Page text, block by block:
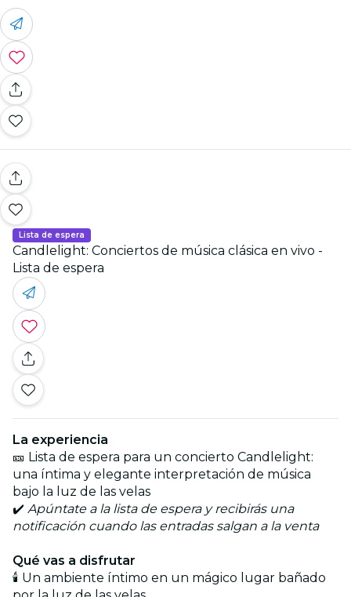
Lista de espera
Candlelight: Conciertos de música clásica en vivo -
Lista de espera
La experiencia
🎫 Lista de espera para un concierto Candlelight:
una íntima y elegante interpretación de música
bajo la luz de las velas
✔️ Apúntate a la lista de espera y recibirás una
notificación cuando las entradas salgan a la venta
Qué vas a disfrutar
🕯️ Un ambiente íntimo en un mágico lugar bañado